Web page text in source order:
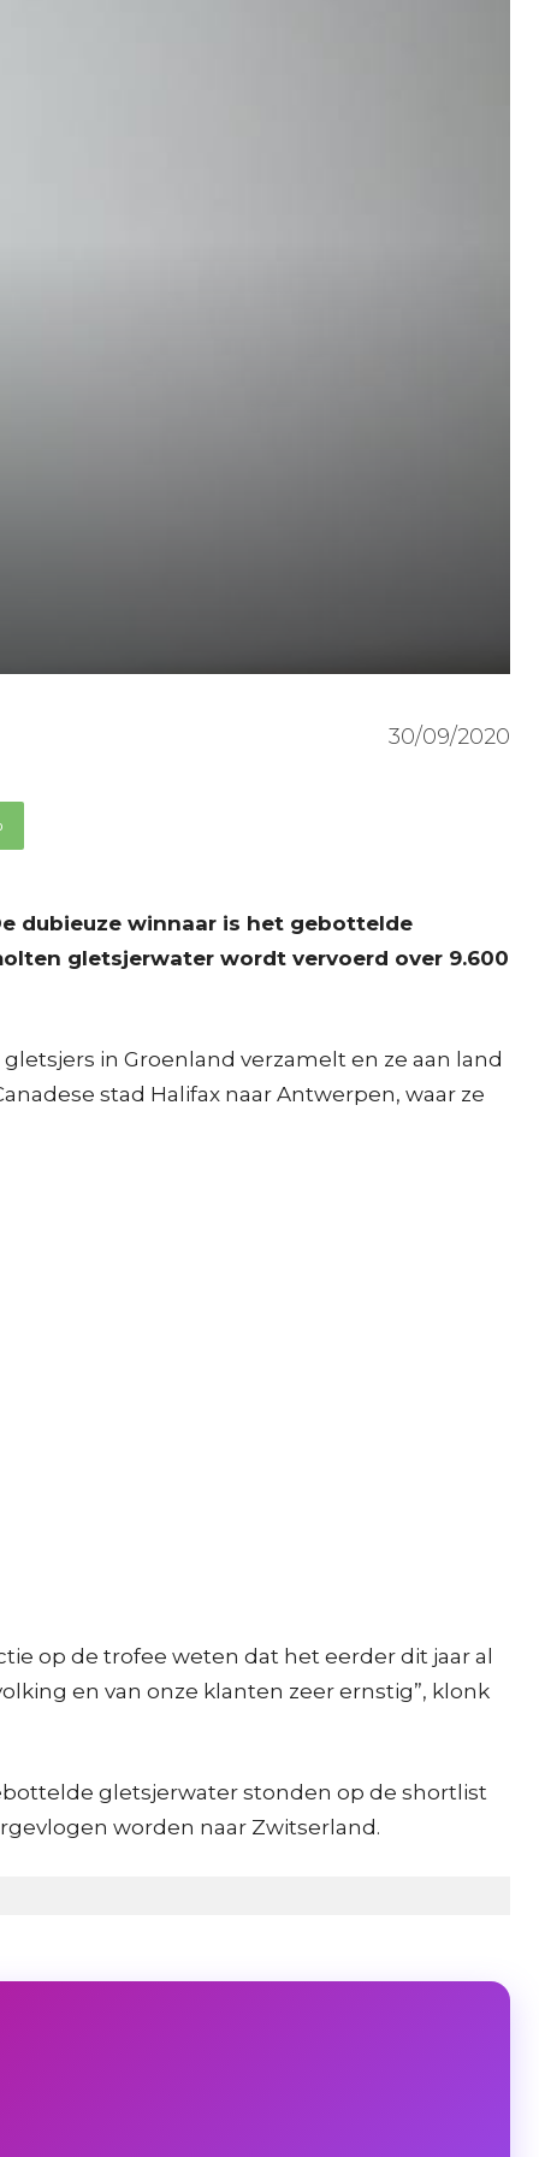
30/09/2020
dubieuze winnaar is het gebottelde
gletsjerwater wordt vervoerd over 9.600
in Groenland verzamelt en ze aan land
stad Halifax naar Antwerpen, waar ze
op de trofee weten dat het eerder dit jaar al
en van onze klanten zeer ernstig”, klonk
gletsjerwater stonden op de shortlist
worden naar Zwitserland.